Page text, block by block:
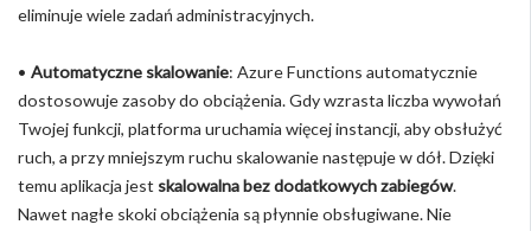
eliminuje wiele zadań administracyjnych.
• Automatyczne skalowanie: Azure Functions automatycznie
dostosowuje zasoby do obciążenia. Gdy wzrasta liczba wywołań
Twojej funkcji, platforma uruchamia więcej instancji, aby obsłużyć
ruch, a przy mniejszym ruchu skalowanie następuje w dół. Dzięki
temu aplikacja jest skalowalna bez dodatkowych zabiegów.
Nawet nagłe skoki obciążenia są płynnie obsługiwane. Nie